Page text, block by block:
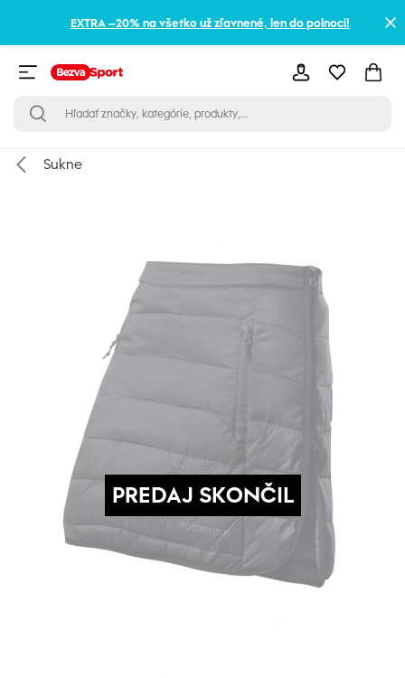
EXTRA –20% na všetko už zľavnené, len do polnoci!
Sukne
PREDAJ SKONČIL